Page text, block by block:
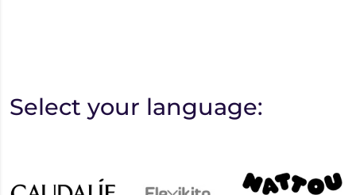
Select your language: